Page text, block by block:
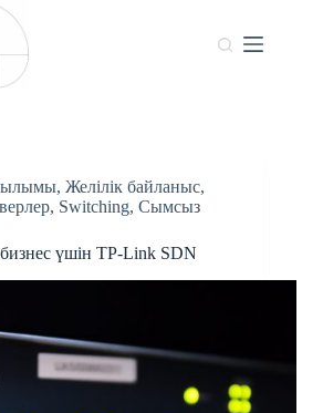
, Желілік байланыс,
, Switching, Сымсыз
үшін TP-Link SDN